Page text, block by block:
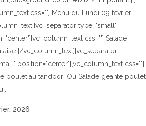
css=""] Menu du Lundi 09 février
type="small"
css=""] Salade
[/vc_column_text][vc_separator
position="center"][vc_column_text css=""]
poulet au tandoori Ou Salade géante poulet
2026